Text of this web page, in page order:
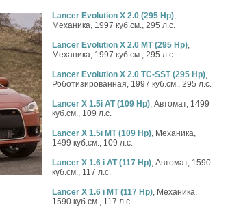
Lancer Evolution X 2.0 (295 Hp),
Механика, 1997 куб.см., 295 л.с.
Lancer Evolution X 2.0 MT (295 Hp),
Механика, 1997 куб.см., 295 л.с.
Lancer Evolution X 2.0 TC-SST (295 Hp),
Роботизированная, 1997 куб.см., 295 л.с.
Lancer X 1.5i AT (109 Hp), Автомат, 1499
куб.см., 109 л.с.
Lancer X 1.5i MT (109 Hp), Механика,
1499 куб.см., 109 л.с.
Lancer X 1.6 i AT (117 Hp), Автомат, 1590
куб.см., 117 л.с.
Lancer X 1.6 i MT (117 Hp), Механика,
1590 куб.см., 117 л.с.